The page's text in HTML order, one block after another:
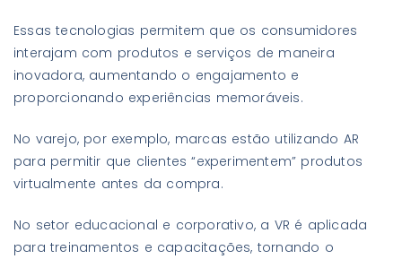
Essas tecnologias permitem que os consumidores
interajam com produtos e serviços de maneira
inovadora, aumentando o engajamento e
proporcionando experiências memoráveis.
No varejo, por exemplo, marcas estão utilizando AR
para permitir que clientes “experimentem” produtos
virtualmente antes da compra.
No setor educacional e corporativo, a VR é aplicada
para treinamentos e capacitações, tornando o